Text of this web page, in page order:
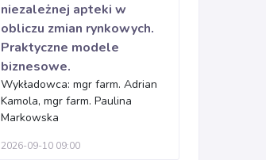
niezależnej apteki w
obliczu zmian rynkowych.
Praktyczne modele
biznesowe.
Wykładowca: mgr farm. Adrian
Kamola, mgr farm. Paulina
Markowska
2026-09-10 09:00